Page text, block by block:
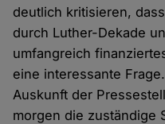
deutlich kritisieren,
durch Luther-Dekade
umfangreich
eine interessante
Auskunft der
morgen die zuständige